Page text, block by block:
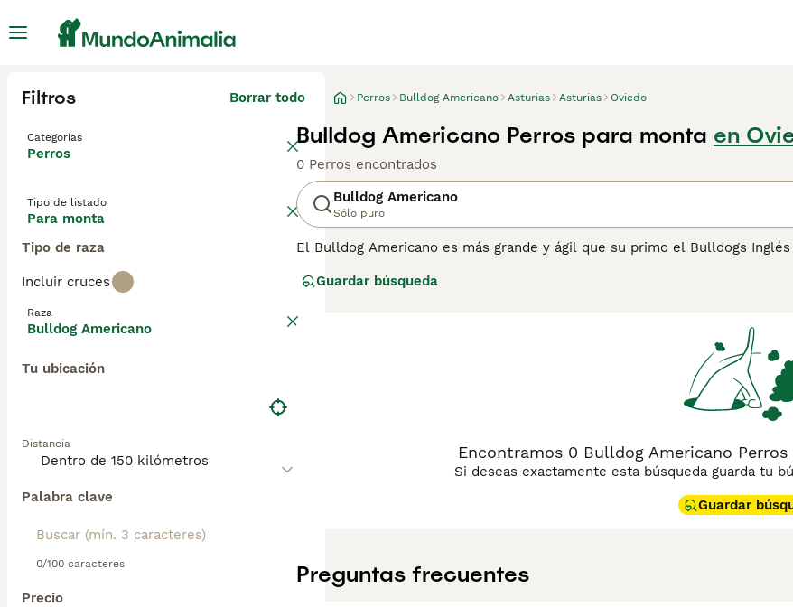
Filtros Borrar todo
Categorías
Perros
Tipo de listado
Para monta
Tipo de raza
Incluir cruces
Raza
Bulldog Americano
Tu ubicación
Distancia
Palabra clave
0/100 caracteres
Precio
Perros Bulldog Americano Asturias Asturias Oviedo
Bulldog Americano Perros para monta en
0 Perros encontrados
Bulldog Americano
Sólo puro
El Bulldog Americano es más grande y ágil que su primo el Bulldogs
camino en los corazones y hogares de muchas personas aquí en España
United Kennel Club como por el American Breed Club, por lo que ambos
perros. Lee nuestra página de consejos de compra de Bulldog Americano
Guardar búsqueda
Encontramos 0 Bulldog Americano
Si deseas exactamente esta búsqueda guarda tu
Guardar
Preguntas frecuentes